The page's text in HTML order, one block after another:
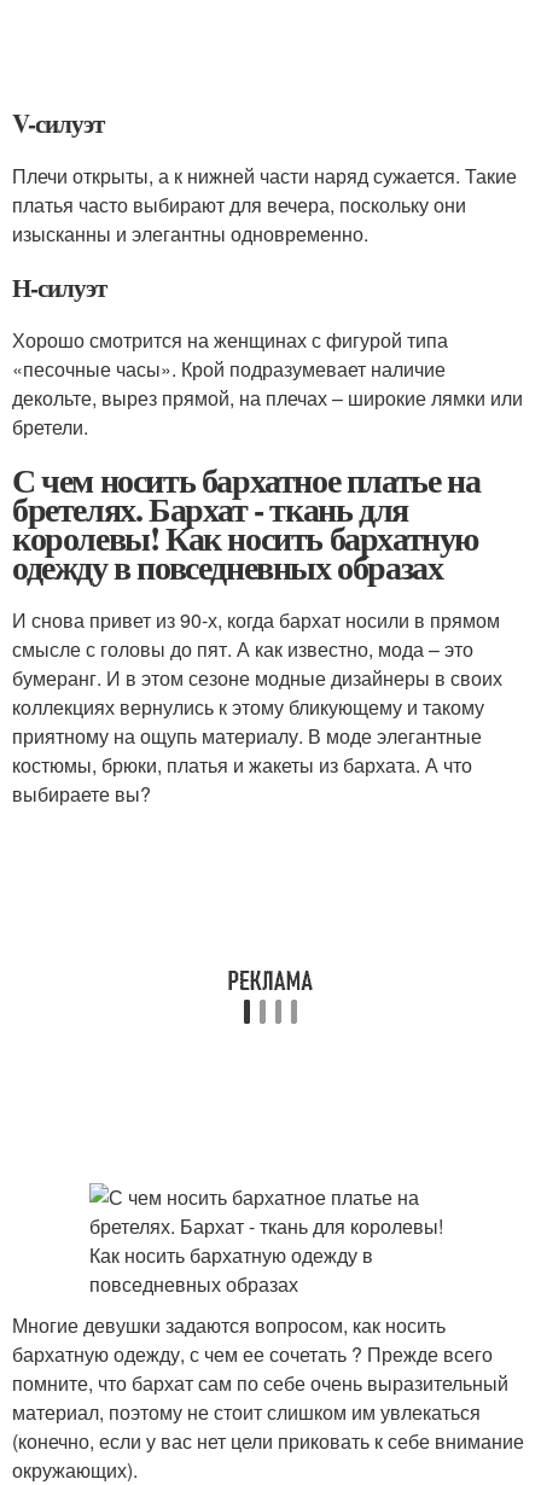
V-силуэт
Плечи открыты, а к нижней части наряд сужается. Такие
платья часто выбирают для вечера, поскольку они
изысканны и элегантны одновременно.
Н-силуэт
Хорошо смотрится на женщинах с фигурой типа
«песочные часы». Крой подразумевает наличие
декольте, вырез прямой, на плечах – широкие лямки или
бретели.
С чем носить бархатное платье на
бретелях. Бархат - ткань для
королевы! Как носить бархатную
одежду в повседневных образах
И снова привет из 90-х, когда бархат носили в прямом
смысле с головы до пят. А как известно, мода – это
бумеранг. И в этом сезоне модные дизайнеры в своих
коллекциях вернулись к этому бликующему и такому
приятному на ощупь материалу. В моде элегантные
костюмы, брюки, платья и жакеты из бархата. А что
выбираете вы?
Многие девушки задаются вопросом, как носить
бархатную одежду, с чем ее сочетать ? Прежде всего
помните, что бархат сам по себе очень выразительный
материал, поэтому не стоит слишком им увлекаться
(конечно, если у вас нет цели приковать к себе внимание
окружающих).